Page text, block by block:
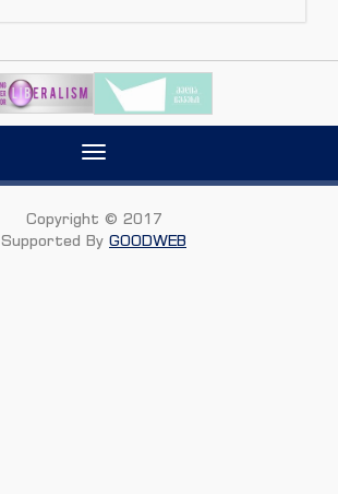
Toggle
Copyright © 2017
Supported By GOODWEB